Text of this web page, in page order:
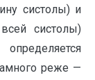
систолы) и
систолы)
реже —